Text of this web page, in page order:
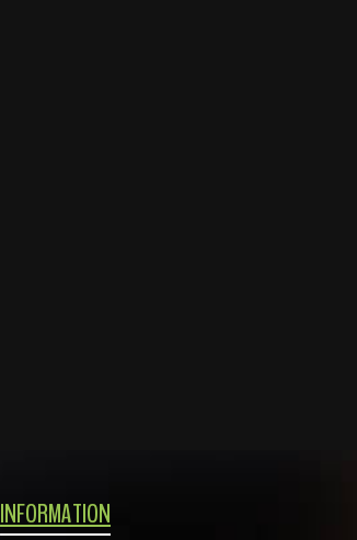
INFORMATION